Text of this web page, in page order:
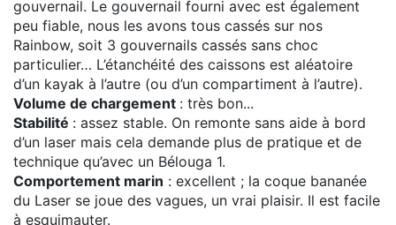
gouvernail. Le gouvernail fourni avec est également
peu fiable, nous les avons tous cassés sur nos
Rainbow, soit 3 gouvernails cassés sans choc
particulier… L’étanchéité des caissons est aléatoire
d’un kayak à l’autre (ou d’un compartiment à l’autre).
Volume de chargement : très bon...
Stabilité : assez stable. On remonte sans aide à bord
d’un laser mais cela demande plus de pratique et de
technique qu’avec un Bélouga 1.
Comportement marin : excellent ; la coque bananée
du Laser se joue des vagues, un vrai plaisir. Il est facile
à esquimauter.